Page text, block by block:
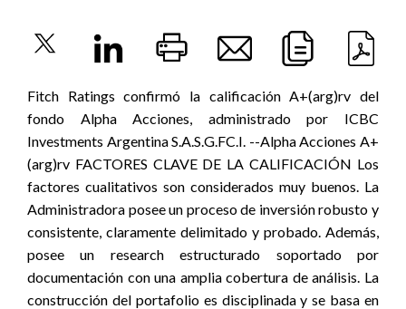
Fitch Ratings confirmó la calificación A+(arg)rv del
fondo Alpha Acciones, administrado por ICBC
Investments Argentina S.A.S.G.FC.I. --Alpha Acciones A+
(arg)rv FACTORES CLAVE DE LA CALIFICACIÓN Los
factores cualitativos son considerados muy buenos. La
Administradora posee un proceso de inversión robusto y
consistente, claramente delimitado y probado. Además,
posee un research estructurado soportado por
documentación con una amplia cobertura de análisis. La
construcción del portafolio es disciplinada y se basa en